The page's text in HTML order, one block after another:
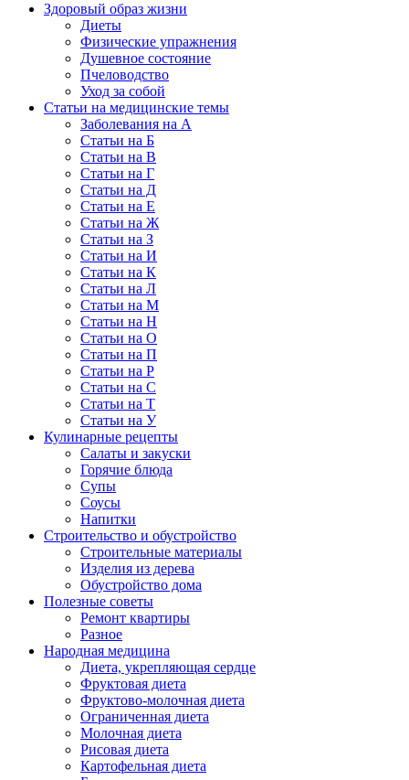
Здоровый образ жизни
Диеты
Физические упражнения
Душевное состояние
Пчеловодство
Уход за собой
Статьи на медицинские темы
Заболевания на А
Статьи на Б
Статьи на В
Статьи на Г
Статьи на Д
Статьи на Е
Статьи на Ж
Статьи на З
Статьи на И
Статьи на К
Статьи на Л
Статьи на М
Статьи на Н
Статьи на О
Статьи на П
Статьи на Р
Статьи на С
Статьи на Т
Статьи на У
Кулинарные рецепты
Салаты и закуски
Горячие блюда
Супы
Соусы
Напитки
Строительство и обустройство
Строительные материалы
Изделия из дерева
Обустройство дома
Полезные советы
Ремонт квартиры
Разное
Народная медицина
Диета, укрепляющая сердце
Фруктовая диета
Фруктово-молочная диета
Ограниченная диета
Молочная диета
Рисовая диета
Картофельная диета